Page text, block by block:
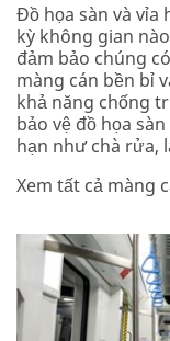
Đồ họa sàn và vỉa
kỳ không gian
đảm bảo chúng
màng cán bền bỉ
khả năng chống
bảo vệ đồ họa
hạn như chà rửa,
Xem tất cả màng